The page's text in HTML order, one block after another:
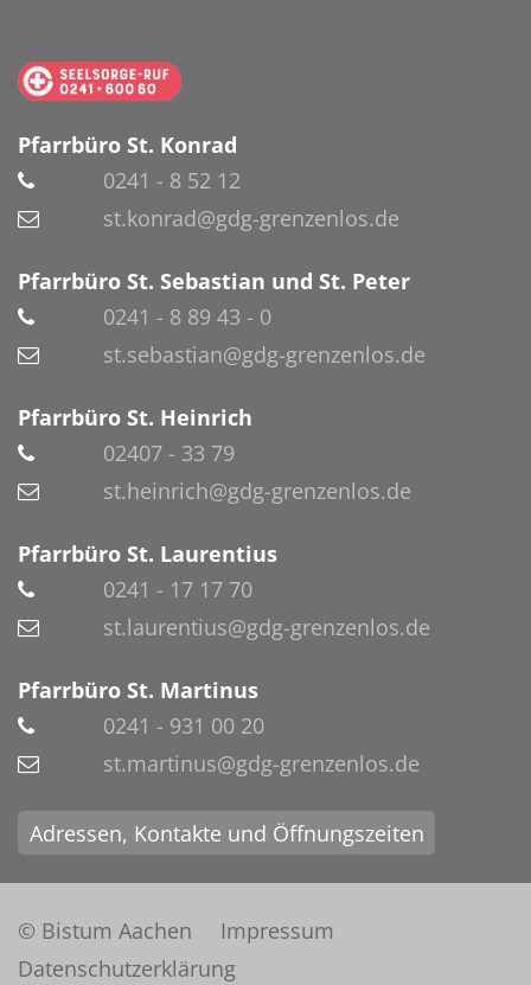
Pfarrbüro St. Konrad
0241 - 8 52 12
st.konrad@gdg-grenzenlos.de
Pfarrbüro St. Sebastian und St. Peter
0241 - 8 89 43 - 0
st.sebastian@gdg-grenzenlos.de
Pfarrbüro St. Heinrich
02407 - 33 79
st.heinrich@gdg-grenzenlos.de
Pfarrbüro St. Laurentius
0241 - 17 17 70
st.laurentius@gdg-grenzenlos.de
Pfarrbüro St. Martinus
0241 - 931 00 20
st.martinus@gdg-grenzenlos.de
Adressen, Kontakte und Öffnungszeiten
© Bistum Aachen
Impressum
Datenschutzerklärung